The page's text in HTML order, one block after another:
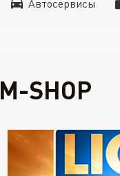
Автосервисы
SHOP